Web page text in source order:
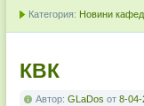
Категория: Новини
КВК
Автор: GLaDos от 8-04-